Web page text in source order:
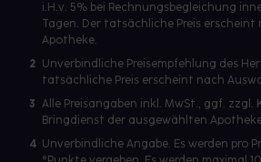
i.H.v. 5% bei Rechnungsbegleichung
Tagen. Der tatsächliche Preis erscheint
Apotheke.
2 Unverbindliche Preisempfehlung des
tatsächliche Preis erscheint nach
3 Alle Preisangaben inkl. MwSt., ggf. zzgl.
Bringdienst der ausgewählten
4 Unverbindliche Angabe. Es werden pro